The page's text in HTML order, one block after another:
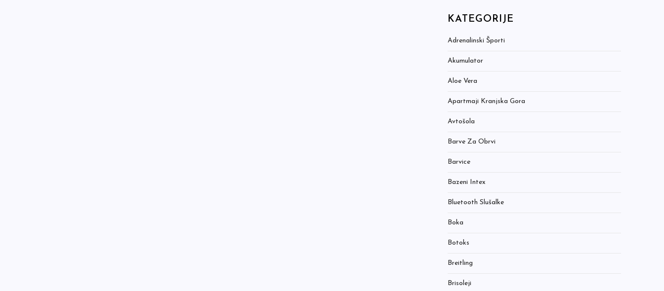
KATEGORIJE
Adrenalinski Športi
Akumulator
Aloe Vera
Apartmaji Kranjska Gora
Avtošola
Barve Za Obrvi
Barvice
Bazeni Intex
Bluetooth Slušalke
Boka
Botoks
Breitling
Brisoleji